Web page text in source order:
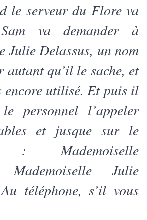
le serveur du Flore va
va demander à
Julie Delassus, un nom
autant qu’il le sache, et
encore utilisé. Et puis il
personnel l’appeler
et jusque sur le
: Mademoiselle
Mademoiselle Julie
téléphone, s’il vous